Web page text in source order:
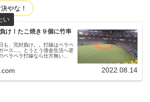
やな！
け！たこ焼き９個に竹串
も、完封負け。。打線はペラペ
ース…。とうとう借金生活へ逆
ペラペラ打線なら仕方無い
2022.08.14